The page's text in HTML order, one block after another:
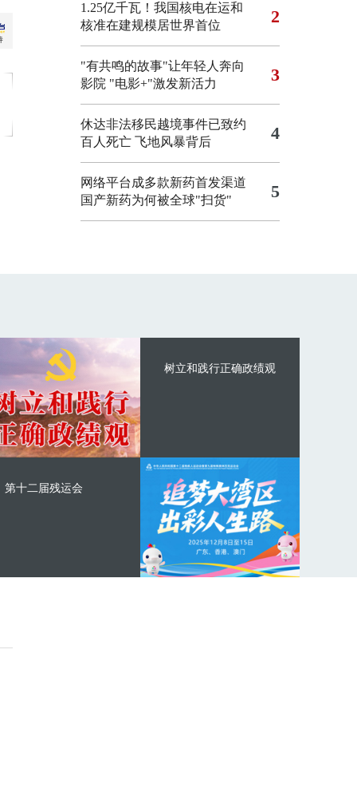
1.25亿千瓦！我国核电在运和
核准在建规模居世界首位
2
"有共鸣的故事"让年轻人奔向
影院 "电影+"激发新活力 3
休达非法移民越境事件已致约
百人死亡 飞地风暴背后 4
网络平台成多款新药首发渠道
国产新药为何被全球"扫货"
5
树立和践行正确政绩观
第十二届残运会